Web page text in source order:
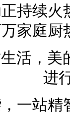
持续
家庭厨
一站精